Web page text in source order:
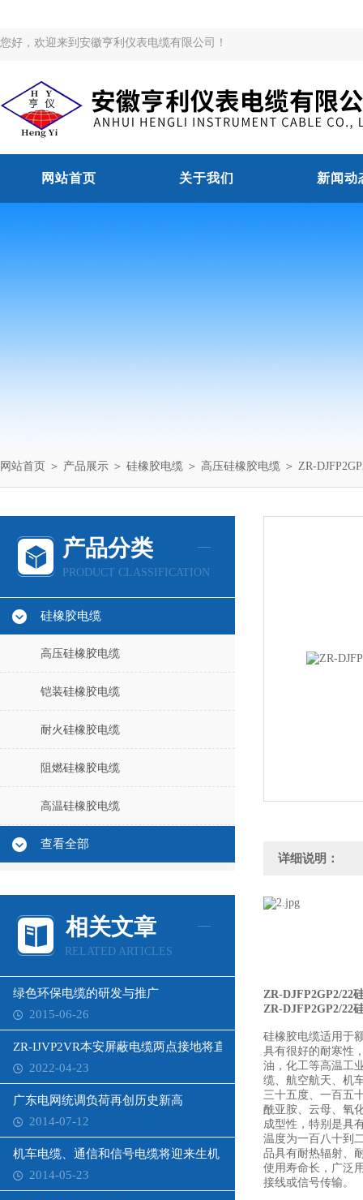
您好，欢迎来到安徽亨利仪表电缆有限公司！
网站首页 关于我们 新闻动
网站首页 ＞ 产品展示 ＞ 硅橡胶电缆 ＞ 高压硅橡胶电缆 ＞ ZR-
产品分类
PRODUCT CLASSIFICATION
硅橡胶电缆
高压硅橡胶电缆
铠装硅橡胶电缆
耐火硅橡胶电缆
阻燃硅橡胶电缆
高温硅橡胶电缆
查看全部
相关文章
RELATED ARTICLES
绿色环保电缆的研发与推广
2015-06-26
ZR-IJVP2VR本安屏蔽电缆两点接地将直接影响
2022-04-23
广东电网统调负荷再创历史新高
2014-07-12
机车电缆、通信和信号电缆将迎来生机
2014-05-23
详细说明：
ZR-DJFP2GP2/22
ZR-DJFP2GP2/22
硅橡胶电缆适用于
具有很好的耐寒性
油，化工等高温工
缆、航空航天、机
三十五度、一百五
酰亚胺、云母、氧
成型性，特别是具
温度为一百八十到
品具有耐热辐射、
使用寿命长，广泛
接线或信号传输。